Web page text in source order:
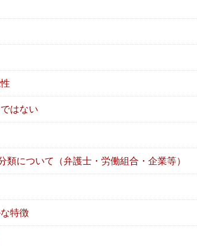
はない
について（弁護士・労働組合・企業等）
特徴